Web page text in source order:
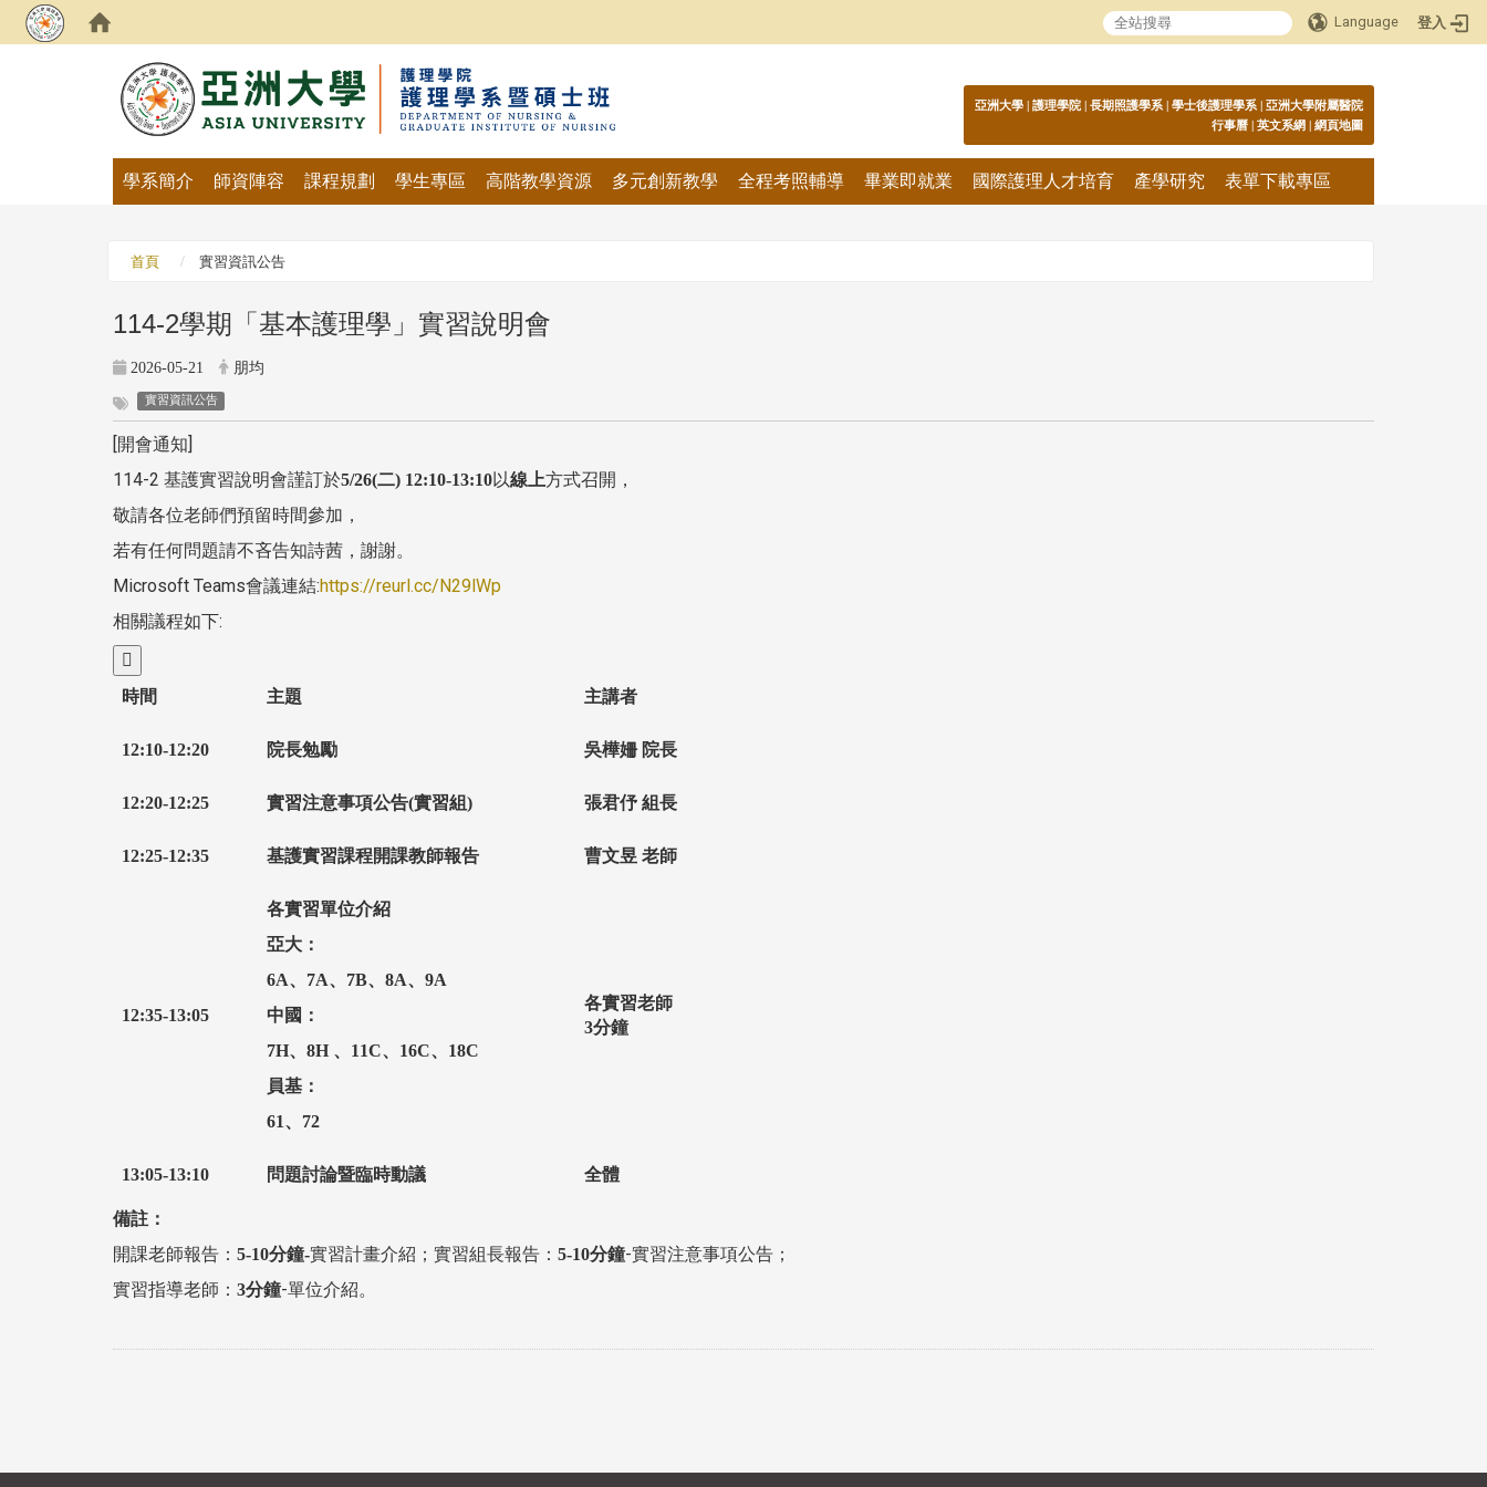
Language 登入
:::
亞洲大學 | 護理學院 | 長期照護學系 | 學士後護理學系 | 亞洲大學附屬醫院
行事曆 | 英文系網 | 網頁地圖
學系簡介 師資陣容 課程規劃 學生專區 高階教學資源 多元創新教學 全程考照輔導 畢業即就業 國際護理人才培育 產學研究 表單下載專區
首頁 實習資訊公告
114-2學期「基本護理學」實習說明會
2026-05-21 朋均
實習資訊公告
[開會通知]
114-2 基護實習說明會謹訂於5/26(二) 12:10-13:10以線上方式召開，
敬請各位老師們預留時間參加，
若有任何問題請不吝告知詩茜，謝謝。
Microsoft Teams會議連結:https://reurl.cc/N29lWp
相關議程如下:

時間 主題 主講者
12:10-12:20 院長勉勵 吳樺姍 院長
12:20-12:25 實習注意事項公告(實習組) 張君伃 組長
12:25-12:35 基護實習課程開課教師報告 曹文昱 老師
12:35-13:05
各實習單位介紹
亞大：
6A、 7A、 7B、 8A、 9A
中國：
7H、 8H 、 11C、 16C、 18C
員基：
61、 72
各實習老師
3分鐘
13:05-13:10 問題討論暨臨時動議 全體
備註：
開課老師報告： 5-10分鐘-實習計畫介紹；實習組長報告： 5-10分鐘-實習注意事項公告；
實習指導老師： 3分鐘-單位介紹。